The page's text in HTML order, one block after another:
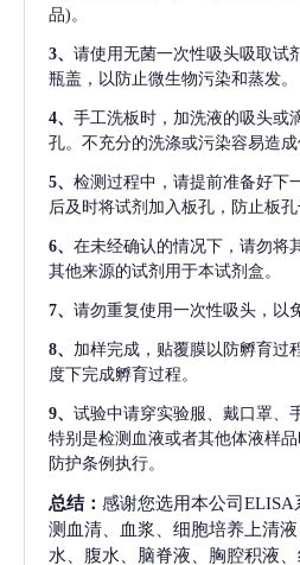
品)。
3、 请使用无菌一次性吸头吸取试
瓶盖，以防止微生物污染和蒸发。
4、 手工洗板时，加洗液的吸头或
孔。不充分的洗涤或污染容易造成
5、 检测过程中，请提前准备好下
后及时将试剂加入板孔，防止板孔
6、 在未经确认的情况下，请勿将
其他来源的试剂用于本试剂盒。
7、 请勿重复使用一次性吸头，以
8、 加样完成，贴覆膜以防孵育过
度下完成孵育过程。
9、 试验中请穿实验服、戴口罩、
特别是检测血液或者其他体液样
防护条例执行。
总结： 感谢您选用本公司
测血清、血浆、细胞培养上清
水、腹水、脑脊液、胸腔积液